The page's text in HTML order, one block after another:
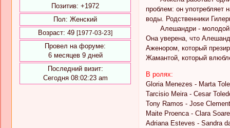
Позитив: +1972
Пол: Женский
Возраст: 49 [1977-03-23]
Провел на форуме:
6 месяцев 9 дней
Последний визит:
Сегодня 08:02:23 am
проблем: он употребляет
воды. Родственники
Алешандри - молодой
Она уверена, что
Аженором, который
Жамантой, который
В ролях:
Gloria Menezes - Marta
Tarcisio Meira - Cesar
Tony Ramos - Jose
Maite Proenca - Clara
Adriana Esteves - Sandra